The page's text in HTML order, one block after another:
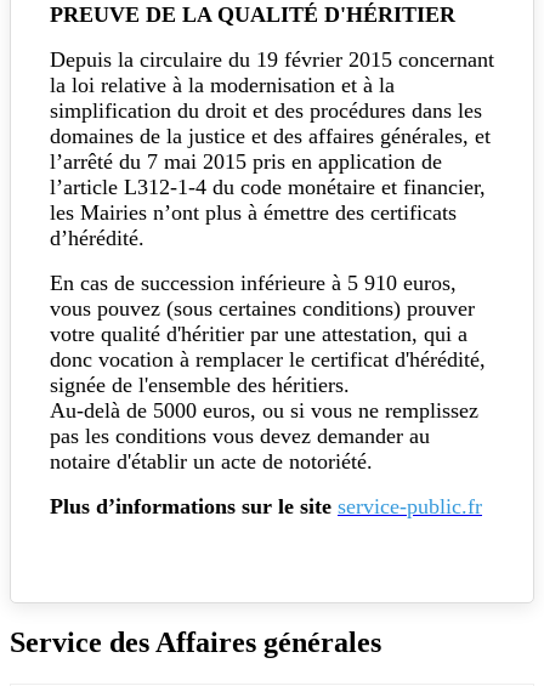
PREUVE DE LA QUALITÉ D'HÉRITIER
Depuis la circulaire du 19 février 2015 concernant
la loi relative à la modernisation et à la
simplification du droit et des procédures dans les
domaines de la justice et des affaires générales, et
l’arrêté du 7 mai 2015 pris en application de
l’article L312-1-4 du code monétaire et financier,
les Mairies n’ont plus à émettre des certificats
d’hérédité.
En cas de succession inférieure à 5 910 euros,
vous pouvez (sous certaines conditions) prouver
votre qualité d'héritier par une attestation, qui a
donc vocation à remplacer le certificat d'hérédité,
signée de l'ensemble des héritiers.
Au-delà de 5000 euros, ou si vous ne remplissez
pas les conditions vous devez demander au
notaire d'établir un acte de notoriété.
Plus d’informations sur le site service-public.fr
Service des Affaires générales